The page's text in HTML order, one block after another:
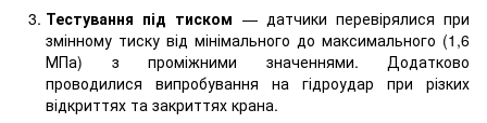
Тестування під тиском — датчики перевірялися при
змінному тиску від мінімального до максимального (1,6
МПа) з проміжними значеннями. Додатково
проводилися випробування на гідроудар при різких
відкриттях та закриттях крана.